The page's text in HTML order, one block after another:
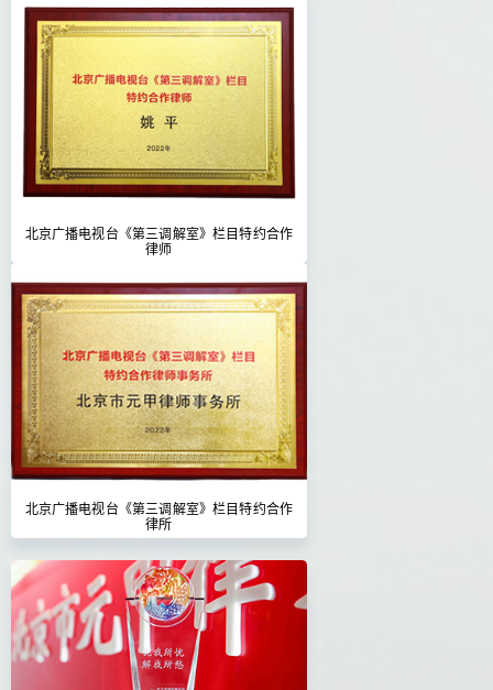
北京广播电视台《第三调解室》栏目特约合作
律师
北京广播电视台《第三调解室》栏目特约合作
律所